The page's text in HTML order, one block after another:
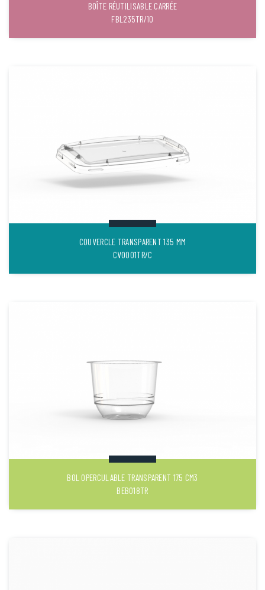
BOÎTE RÉUTILISABLE CARRÉE
FBL235TR/10
COUVERCLE TRANSPARENT 135 MM
CVO001TR/C
BOL OPERCULABLE TRANSPARENT 175 CM3
BEB018TR